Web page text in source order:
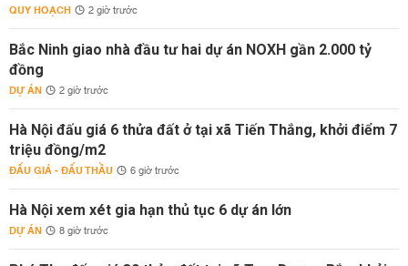
QUY HOẠCH 2 giờ trước
Bắc Ninh giao nhà đầu tư hai dự án NOXH gần 2.000 tỷ
đồng
DỰ ÁN 2 giờ trước
Hà Nội đấu giá 6 thửa đất ở tại xã Tiến Thắng, khởi điểm 7
triệu đồng/m2
ĐẤU GIÁ - ĐẤU THẦU 6 giờ trước
Hà Nội xem xét gia hạn thủ tục 6 dự án lớn
DỰ ÁN 8 giờ trước